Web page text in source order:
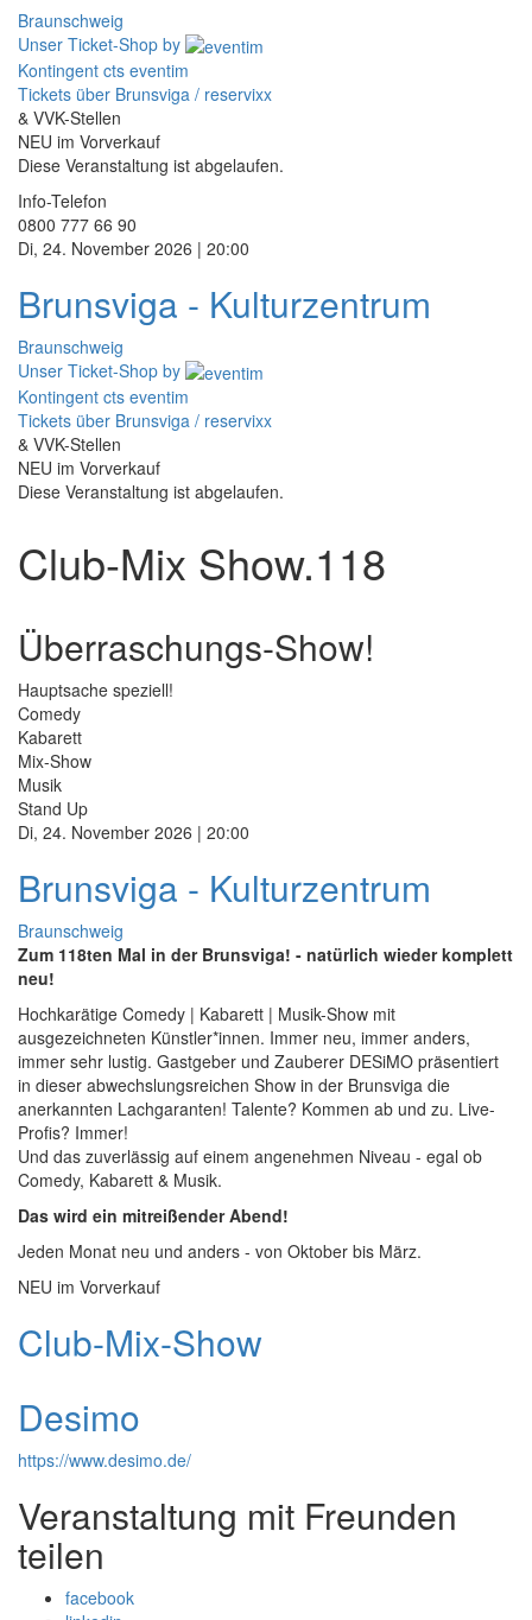
Braunschweig
Unser Ticket-Shop by
Kontingent cts eventim
Tickets über Brunsviga / reservixx
& VVK-Stellen
NEU im Vorverkauf
Diese Veranstaltung ist abgelaufen.
Info-Telefon
0800 777 66 90
Di, 24. November 2026 | 20:00
Brunsviga - Kulturzentrum
Braunschweig
Unser Ticket-Shop by
Kontingent cts eventim
Tickets über Brunsviga / reservixx
& VVK-Stellen
NEU im Vorverkauf
Diese Veranstaltung ist abgelaufen.
Club-Mix Show.118
Überraschungs-Show!
Hauptsache speziell!
Comedy
Kabarett
Mix-Show
Musik
Stand Up
Di, 24. November 2026 | 20:00
Brunsviga - Kulturzentrum
Braunschweig
Zum 118ten Mal in der Brunsviga! - natürlich wieder komplett
neu!
Hochkarätige Comedy | Kabarett | Musik-Show mit
ausgezeichneten Künstler*innen. Immer neu, immer anders,
immer sehr lustig. Gastgeber und Zauberer DESiMO präsentiert
in dieser abwechslungsreichen Show in der Brunsviga die
anerkannten Lachgaranten! Talente? Kommen ab und zu. Live-
Profis? Immer!
Und das zuverlässig auf einem angenehmen Niveau - egal ob
Comedy, Kabarett & Musik.
Das wird ein mitreißender Abend!
Jeden Monat neu und anders - von Oktober bis März.
NEU im Vorverkauf
Club-Mix-Show
Desimo
https://www.desimo.de/
Veranstaltung mit Freunden
teilen
facebook